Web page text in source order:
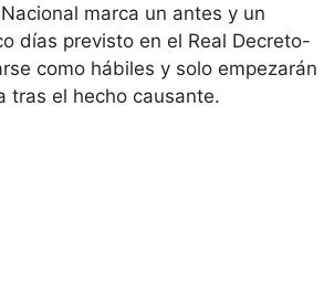
marca un antes y un
días previsto en el Real Decreto-
como hábiles y solo empezarán
tras el hecho causante.